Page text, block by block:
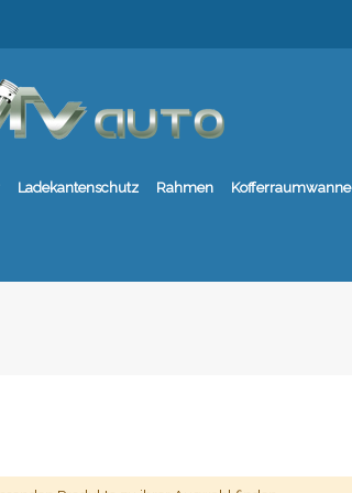
Ladekantenschutz Rahmen Kofferraumwanne